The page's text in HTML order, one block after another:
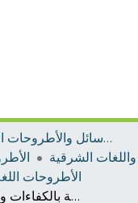
الرسائل والأطروحات الأكاديمية
الأطروحات
تقييم مواضيع امتحانات اللغّة العربيّة في شهادة التّعليم المتوسط في ضوء معاييرالتّقييم الإشهادي ومبادئ المقاربة بالكفاءات والمقاربة النصيّة